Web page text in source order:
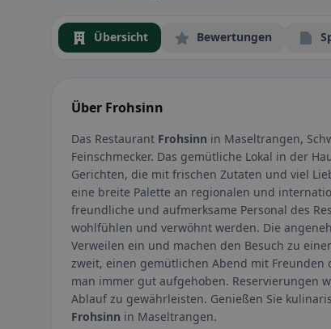
Übersicht Bewertungen
Über Frohsinn
Das Restaurant Frohsinn in Maseltrangen,
Feinschmecker. Das gemütliche Lokal in der
Gerichten, die mit frischen Zutaten und viel
eine breite Palette an regionalen und
freundliche und aufmerksame Personal des
wohlfühlen und verwöhnt werden. Die
Verweilen ein und machen den Besuch zu
zweit, einen gemütlichen Abend mit Freunden
man immer gut aufgehoben. Reservierungen
Ablauf zu gewährleisten. Genießen Sie
Frohsinn in Maseltrangen.